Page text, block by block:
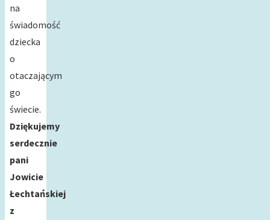
na
świadomość
dziecka
o
otaczającym
go
świecie.
Dziękujemy
serdecznie
pani
Jowicie
Łechtańskiej
z